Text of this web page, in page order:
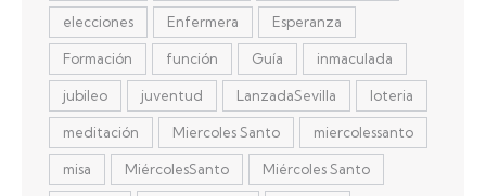
elecciones Enfermera Esperanza
Formación función Guía inmaculada
jubileo juventud LanzadaSevilla loteria
meditación Miercoles Santo miercolessanto
misa MiércolesSanto Miércoles Santo